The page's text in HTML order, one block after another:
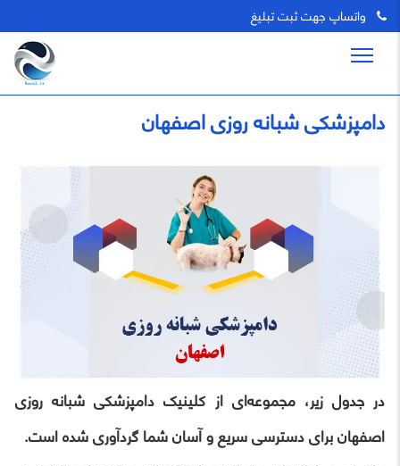
واتساپ جهت ثبت تبلیغ
دامپزشکی شبانه روزی اصفهان
در جدول زیر، مجموعه‌ای از کلینیک‌ دامپزشکی شبانه‌ روزی
اصفهان برای دسترسی سریع و آسان شما گردآوری شده است.